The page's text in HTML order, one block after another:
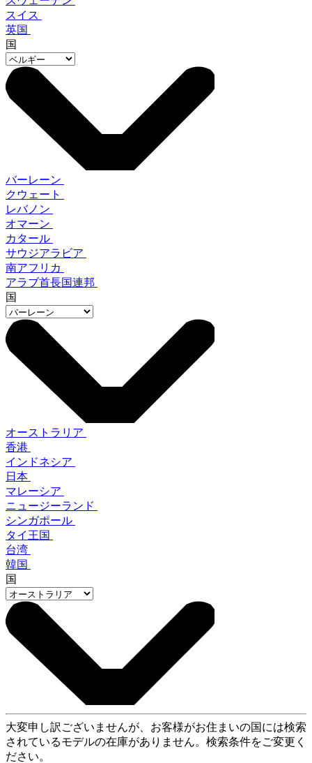
スイス
英国
国
バーレーン
クウェート
レバノン
オマーン
カタール
サウジアラビア
南アフリカ
アラブ首長国連邦
国
オーストラリア
香港
インドネシア
日本
マレーシア
ニュージーランド
シンガポール
タイ王国
台湾
韓国
国
大変申し訳ございませんが、お客様がお住まいの国には検索
されているモデルの在庫がありません。検索条件をご変更く
ださい。